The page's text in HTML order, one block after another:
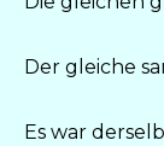
Der gleiche
Es war